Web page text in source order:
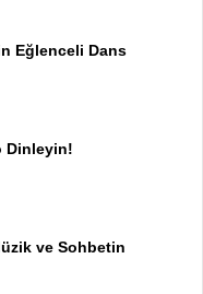
Eğlenceli Dans
Dinleyin!
ve Sohbetin